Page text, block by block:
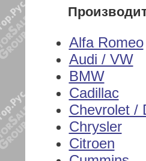
Alfa Romeo
Audi / VW
BMW
Cadillac
Chevrolet /
Chrysler
Citroen